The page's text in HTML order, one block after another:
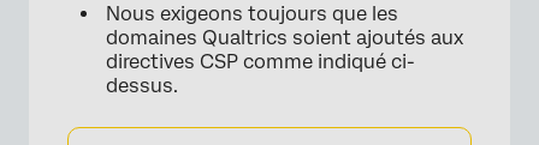
Nous exigeons toujours que les
domaines Qualtrics soient ajoutés aux
directives CSP comme indiqué ci-
dessus.